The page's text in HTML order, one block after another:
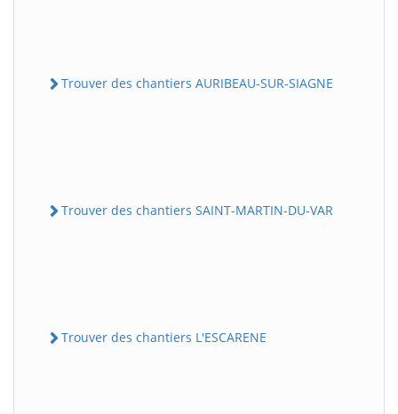
Trouver des chantiers AURIBEAU-SUR-SIAGNE
Trouver des chantiers SAINT-MARTIN-DU-VAR
Trouver des chantiers L'ESCARENE